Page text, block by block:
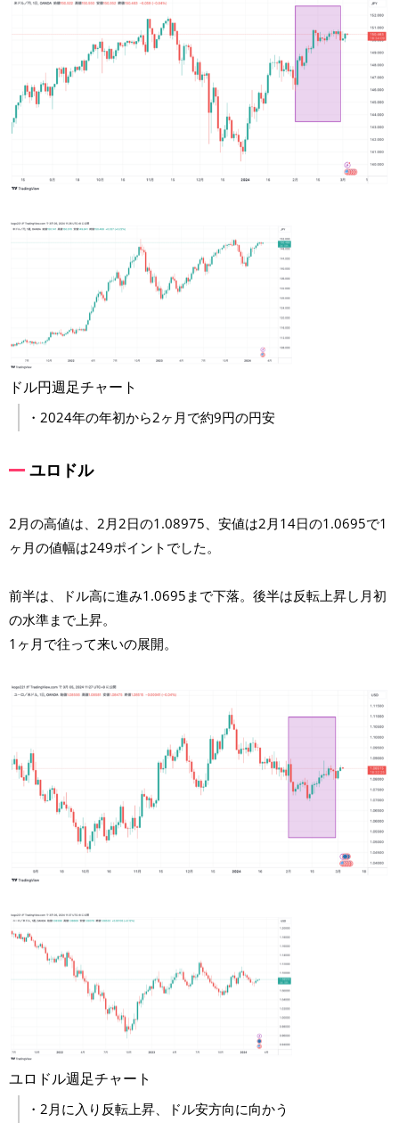
ドル円週足チャート
・2024年の年初から2ヶ月で約9円の円安
ユロドル
2月の高値は、2月2日の1.08975、安値は2月14日の1.0695で1
ヶ月の値幅は249ポイントでした。
前半は、ドル高に進み1.0695まで下落。後半は反転上昇し月初
の水準まで上昇。
1ヶ月で往って来いの展開。
ユロドル週足チャート
・2月に入り反転上昇、ドル安方向に向かう